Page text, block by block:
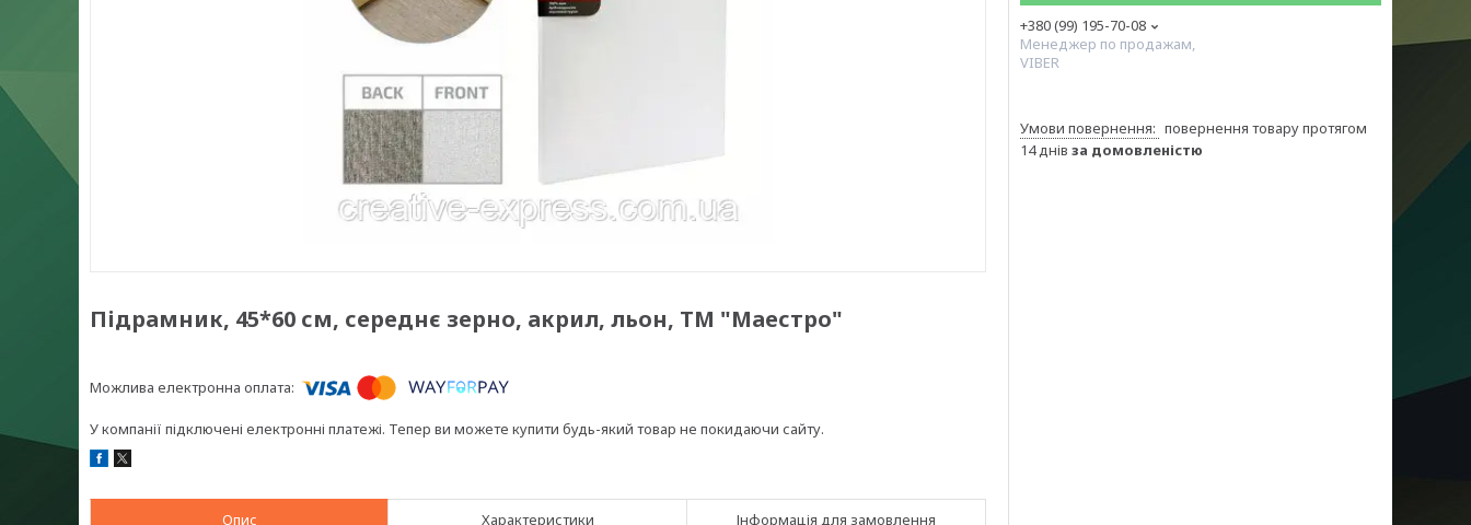
Підрамник, 45*60 см, середнє зерно, акрил, льон, ТМ "Маестро"
У компанії підключені електронні платежі. Тепер ви можете купити будь-який товар не покидаючи сайту.
Опис Характеристики Інформація для замовлення
+380 (99) 195-70-08
Менеджер по продажам,
VIBER
повернення товару протягом
14 днів за домовленістю